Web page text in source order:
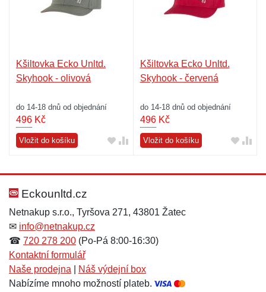
Kšiltovka Ecko Unltd.
Skyhook - olivová
do 14-18 dnů od objednání
496 Kč
Vložit do košíku
Kšiltovka Ecko Unltd.
Skyhook - červená
do 14-18 dnů od objednání
496Kč
Vložit do košíku
Eckounltd.cz
Netnakup s.r.o., Tyršova 271, 43801 Žatec
✉ info@netnakup.cz
☎ 720 278 200 (Po-Pá 8:00-16:30)
Kontaktní formulář
Naše prodejna
Náš výdejní box
Nabízíme mnoho možností plateb.